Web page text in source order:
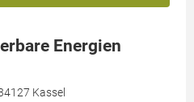
Energien
Kassel